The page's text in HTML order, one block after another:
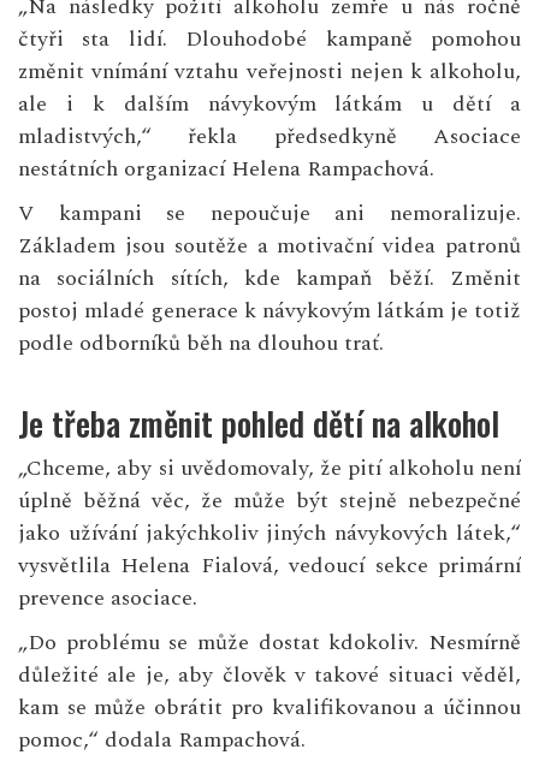
„Na následky požití alkoholu zemře u nás ročně
čtyři sta lidí. Dlouhodobé kampaně pomohou
změnit vnímání vztahu veřejnosti nejen k alkoholu,
ale i k dalším návykovým látkám u dětí a
mladistvých,“ řekla předsedkyně Asociace
nestátních organizací Helena Rampachová.
V kampani se nepoučuje ani nemoralizuje.
Základem jsou soutěže a motivační videa patronů
na sociálních sítích, kde kampaň běží. Změnit
postoj mladé generace k návykovým látkám je totiž
podle odborníků běh na dlouhou trať.
Je třeba změnit pohled dětí na alkohol
„Chceme, aby si uvědomovaly, že pití alkoholu není
úplně běžná věc, že může být stejně nebezpečné
jako užívání jakýchkoliv jiných návykových látek,“
vysvětlila Helena Fialová, vedoucí sekce primární
prevence asociace.
„Do problému se může dostat kdokoliv. Nesmírně
důležité ale je, aby člověk v takové situaci věděl,
kam se může obrátit pro kvalifikovanou a účinnou
pomoc,“ dodala Rampachová.